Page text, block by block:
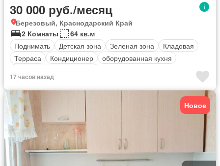
30 000 руб./месяц
Березовый, Краснодарский Край
2 Комнаты
64 кв.м
Поднимать
Детская зона Зеленая зона
Кладовая
Терраса
Кондиционер
оборудованная кухня
17 часов назад
Новое